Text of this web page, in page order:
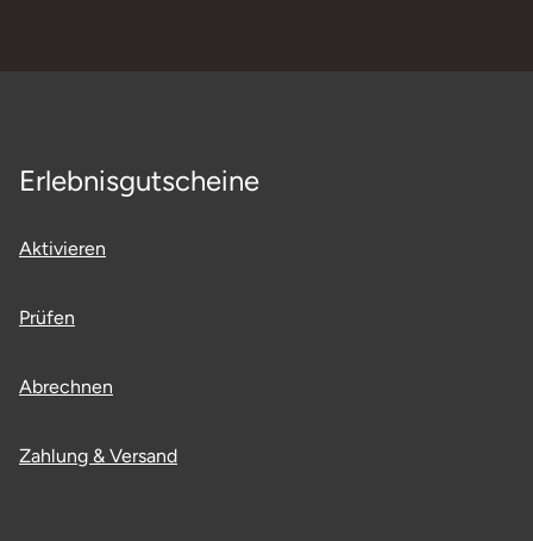
Erlebnisgutscheine
Aktivieren
Prüfen
Abrechnen
Zahlung & Versand